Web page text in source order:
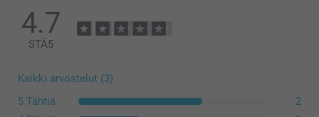
4.7
STÄ5
Kaikki arvostelut (3)
5 Tähtiä
2